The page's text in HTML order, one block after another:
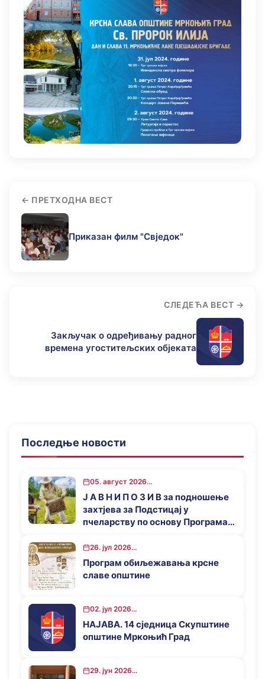
ПРЕТХОДНА ВЕСТ
Приказан филм "Свједок"
СЛЕДЕЋА ВЕСТ
Закључак о одређивању радног
времена угоститељских објеката
Последње новости
05. август 2026...
Ј А В Н И П О З И В за подношење
захтјева за Подстицај у
пчеларству по основу Програма
општине Мркоњић Град у 2026.
години
26. јул 2026...
Програм обиљежавања крсне
славе општине
02. јул 2026...
НАЈАВА. 14 сједница Скупштине
општине Мркоњић Град
29. јун 2026...